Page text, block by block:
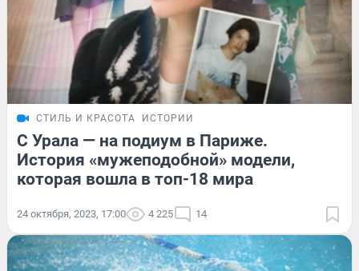
СТИЛЬ И КРАСОТА ИСТОРИИ
С Урала — на подиум в Париже.
История «мужеподобной» модели,
которая вошла в топ-18 мира
24 октября, 2023, 17:00 4 225 14